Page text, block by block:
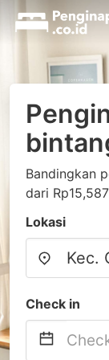
Bandingkan
dari Rp15,587
Lokasi
Check in